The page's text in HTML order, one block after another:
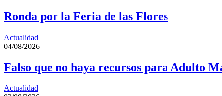
Ronda por la Feria de las Flores
Actualidad
04/08/2026
Falso que no haya recursos para Adulto
Actualidad